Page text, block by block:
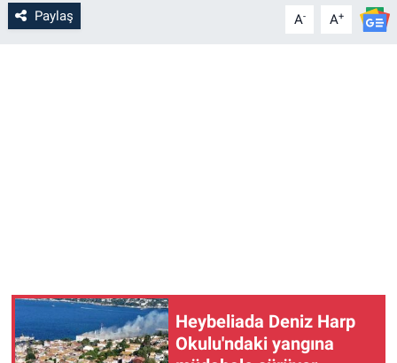
Paylaş A- A+
Heybeliada Deniz Harp
Okulu'ndaki yangına